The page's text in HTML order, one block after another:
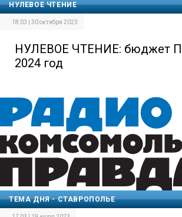
НУЛЕВОЕ ЧТЕНИЕ
18:03 | 30 октября 2023
НУЛЕВОЕ ЧТЕНИЕ: бюджет
2024 год
ТЕМА ДНЯ - СТАВРОПОЛЬЕ